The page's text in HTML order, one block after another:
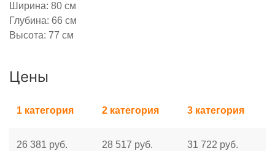
Ширина: 80 см
Глубина: 66 см
Высота: 77 см
Цены
1 категория 2 категория 3 категория
26 381 руб. 28 517 руб. 31 722 руб.